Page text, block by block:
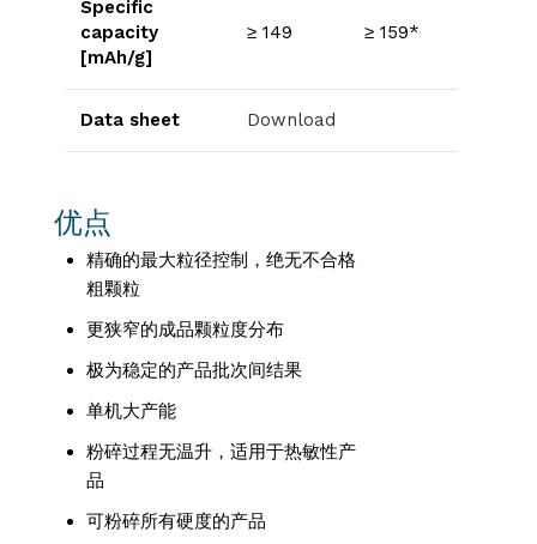
Specific
capacity
[mAh/g]
≥ 149 ≥ 159*
Data sheet Download
优点
精确的最大粒径控制，绝无不合格
粗颗粒
更狭窄的成品颗粒度分布
极为稳定的产品批次间结果
单机大产能
粉碎过程无温升，适用于热敏性产
品
可粉碎所有硬度的产品